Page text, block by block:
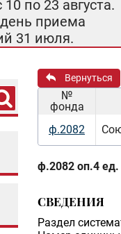
по 23 августа.
приема
31 июля.
Вернуться
№
фонда
ф.2082
ф.2082 оп.4 ед.
СВЕДЕНИЯ
Раздел